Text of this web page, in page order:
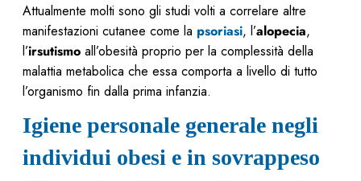
Attualmente molti sono gli studi volti a correlare altre
manifestazioni cutanee come la psoriasi, l’alopecia,
l’irsutismo all’obesità proprio per la complessità della
malattia metabolica che essa comporta a livello di tutto
l’organismo fin dalla prima infanzia.
Igiene personale generale negli
individui obesi e in sovrappeso